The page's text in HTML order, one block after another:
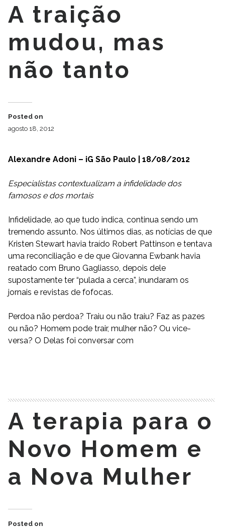
A traição
mudou, mas
não tanto
Posted on
agosto 18, 2012
Alexandre Adoni – iG São Paulo | 18/08/2012
Especialistas contextualizam a infidelidade dos
famosos e dos mortais
Infidelidade, ao que tudo indica, continua sendo um
tremendo assunto. Nos últimos dias, as notícias de que
Kristen Stewart havia traído Robert Pattinson e tentava
uma reconciliação e de que Giovanna Ewbank havia
reatado com Bruno Gagliasso, depois dele
supostamente ter “pulada a cerca”, inundaram os
jornais e revistas de fofocas.
Perdoa não perdoa? Traiu ou não traiu? Faz as pazes
ou não? Homem pode trair, mulher não? Ou vice-
versa? O Delas foi conversar com
A terapia para o
Novo Homem e
a Nova Mulher
Posted on